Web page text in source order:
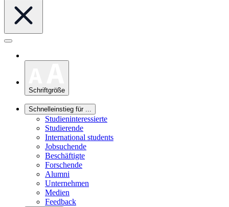
Schriftgröße
Schnelleinstieg für ...
Studieninteressierte
Studierende
International students
Jobsuchende
Beschäftigte
Forschende
Alumni
Unternehmen
Medien
Feedback